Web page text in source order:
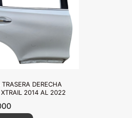
TRASERA DERECHA
2014 AL 2022